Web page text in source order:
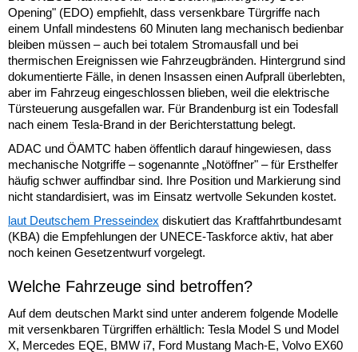
Opening" (EDO) empfiehlt, dass versenkbare Türgriffe nach
einem Unfall mindestens 60 Minuten lang mechanisch bedienbar
bleiben müssen – auch bei totalem Stromausfall und bei
thermischen Ereignissen wie Fahrzeugbränden. Hintergrund sind
dokumentierte Fälle, in denen Insassen einen Aufprall überlebten,
aber im Fahrzeug eingeschlossen blieben, weil die elektrische
Türsteuerung ausgefallen war. Für Brandenburg ist ein Todesfall
nach einem Tesla-Brand in der Berichterstattung belegt.
ADAC und ÖAMTC haben öffentlich darauf hingewiesen, dass
mechanische Notgriffe – sogenannte „Notöffner" – für Ersthelfer
häufig schwer auffindbar sind. Ihre Position und Markierung sind
nicht standardisiert, was im Einsatz wertvolle Sekunden kostet.
laut Deutschem Presseindex diskutiert das Kraftfahrtbundesamt
(KBA) die Empfehlungen der UNECE-Taskforce aktiv, hat aber
noch keinen Gesetzentwurf vorgelegt.
Welche Fahrzeuge sind betroffen?
Auf dem deutschen Markt sind unter anderem folgende Modelle
mit versenkbaren Türgriffen erhältlich: Tesla Model S und Model
X, Mercedes EQE, BMW i7, Ford Mustang Mach-E, Volvo EX60